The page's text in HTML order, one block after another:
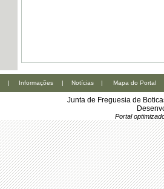
| Informações | Notícias | Mapa do Portal
Junta de Freguesia de
Portal